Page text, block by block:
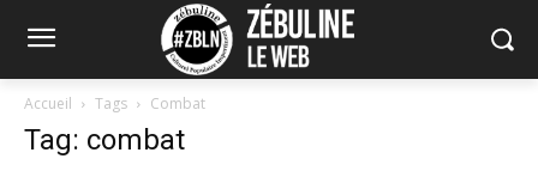
Accueil Tags Combat
Tag: combat